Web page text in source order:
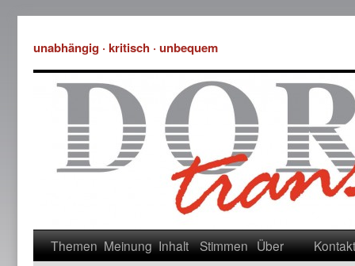
unabhängig · kritisch · unbequem
Themen Meinung Inhalt Stimmen Über
Kontakt